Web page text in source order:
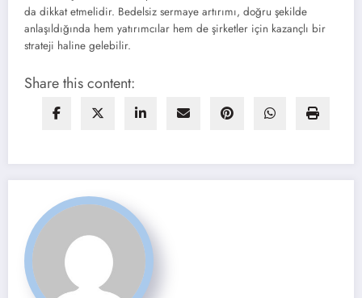
da dikkat etmelidir. Bedelsiz sermaye artırımı, doğru şekilde
anlaşıldığında hem yatırımcılar hem de şirketler için kazançlı bir
strateji haline gelebilir.
Share this content: